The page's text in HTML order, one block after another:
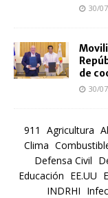
30/
de
30/
911 Agricultura
Clima
Defensa Civil
Educación EE.UU
INDRHI